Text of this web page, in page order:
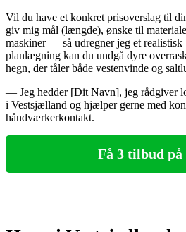
Vil du have et konkret prisoverslag til
giv mig mål (længde), ønske til
maskiner — så udregner jeg et realistisk
planlægning kan du undgå dyre
hegn, der tåler både vestenvinde og
— Jeg hedder [Dit Navn], jeg rådgiver
i Vestsjælland og hjælper gerne med
håndværkerkontakt.
Få 3 tilbud på